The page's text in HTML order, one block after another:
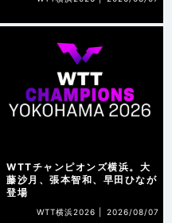
WTTチャンピオンズ横浜。大
藤沙月、張本智和、早田ひなが
登場
WTT横浜2026 | 2026/08/07